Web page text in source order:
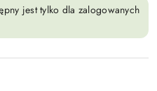
jest tylko dla zalogowanych